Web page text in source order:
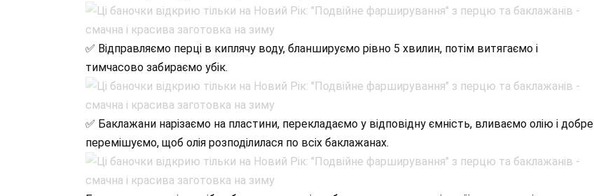
✅ Відправляємо перці в киплячу воду, бланшируємо рівно 5 хвилин, потім витягаємо і
тимчасово забираємо убік.
✅ Баклажани нарізаємо на пластини, перекладаємо у відповідну ємність, вливаємо олію і добре
перемішуємо, щоб олія розподілилася по всіх баклажанах.